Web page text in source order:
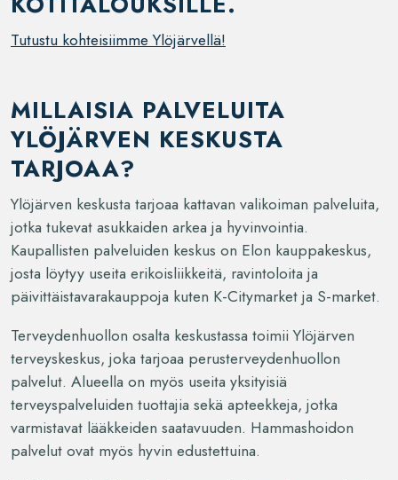
Tutustu kohteisiimme Ylöjärvellä!
MILLAISIA PALVELUITA
YLÖJÄRVEN KESKUSTA
TARJOAA?
Ylöjärven keskusta tarjoaa kattavan valikoiman palveluita,
jotka tukevat asukkaiden arkea ja hyvinvointia.
Kaupallisten palveluiden keskus on Elon kauppakeskus,
josta löytyy useita erikoisliikkeitä, ravintoloita ja
päivittäistavarakauppoja kuten K-Citymarket ja S-market.
Terveydenhuollon osalta keskustassa toimii Ylöjärven
terveyskeskus, joka tarjoaa perusterveydenhuollon
palvelut. Alueella on myös useita yksityisiä
terveyspalveluiden tuottajia sekä apteekkeja, jotka
varmistavat lääkkeiden saatavuuden. Hammashoidon
palvelut ovat myös hyvin edustettuina.